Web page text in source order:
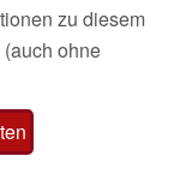
zu diesem
ohne